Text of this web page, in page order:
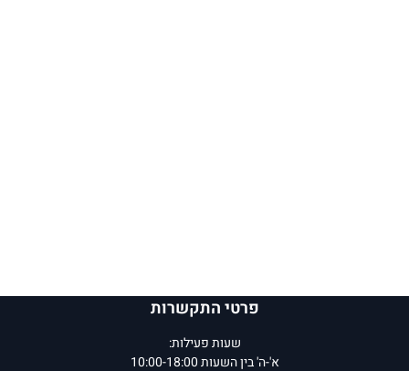
פרטי התקשרות
שעות פעילות:
א'-ה' בין השעות 10:00-18:00